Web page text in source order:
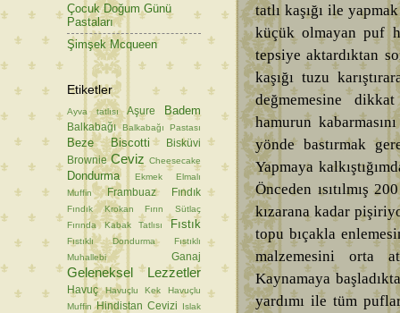
tatlı kaşığı ile
küçük olmayan puf
tepsiye aktardıktan
kaşığı tuzu
değmemesine
hamurun
yönde bastırmak
Yapmaya
Önceden ısıtılmış
kızarana kadar
topu bıçakla
malzemesini orta
Kaynamaya
yardımı ile tüm
Çocuk Doğum Günü
Pastaları
Şimşek Mcqueen
Etiketler
Ayva tatlısı Aşure Badem
Balkabağı Balkabağı Pastası
Beze Biscotti
Bisküvi
Brownie Ceviz Cheesecake
Dondurma Ekmek
Elmalı
Muffin
Frambuaz Fındık
Fındık Krokan
Fırın Sütlaç
Fırında Kabak Tatlısı
Fıstık
Fıstıklı Dondurma
Fıstıklı
Muhallebi
Ganaj
Geleneksel Lezzetler
Havuç Havuçlu Kek
Havuçlu
Muffin Hindistan Cevizi
Islak